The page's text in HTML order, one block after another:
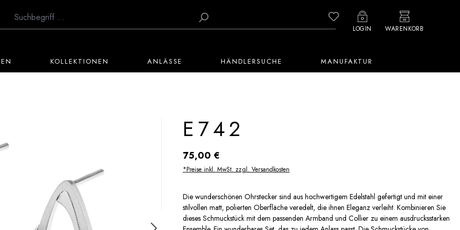
Du hast 0 Produkte auf dem
LOGIN WARENKORB
KOLLEKTIONEN ANLÄSSE HÄNDLERSUCHE MANUFAKTUR
E742
Regulärer Preis:
75,00 €
*Preise inkl. MwSt. zzgl. Versandkosten
Die wunderschönen Ohrstecker sind aus hochwertigem Edelstahl gefertigt und mit einer
stilvollen matt, polierten Oberfläche veredelt, die ihnen Eleganz verleiht. Kombinieren Sie
dieses Schmuckstück mit dem passenden Armband und Collier zu einem ausdrucksstarken